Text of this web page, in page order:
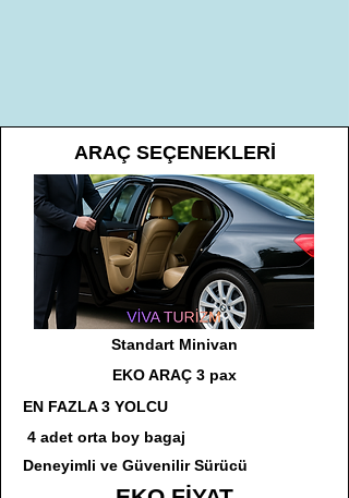
ARAÇ SEÇENEKLERİ
Standart Minivan
EKO ARAÇ 3 pax
EN FAZLA 3 YOLCU
4 adet orta boy bagaj
Deneyimli ve Güvenilir Sürücü